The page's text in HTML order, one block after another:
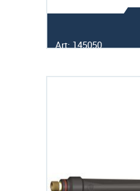
Art: 145050